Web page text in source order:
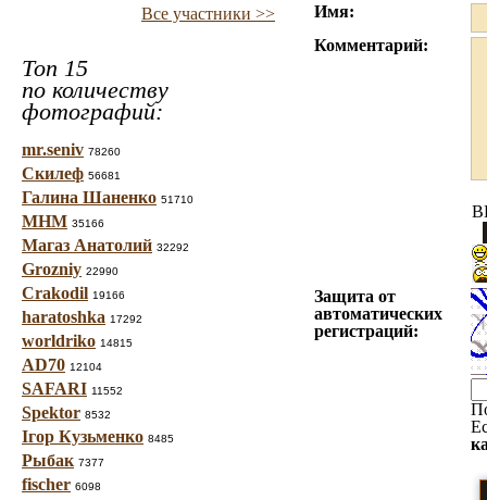
Все участники >>
Топ 15
по количеству
фотографий:
mr.seniv 78260
Скилеф 56681
Галина Шаненко 51710
МНМ 35166
Магаз Анатолий 32292
Grozniy 22990
Crakodil 19166
haratoshka 17292
worldriko 14815
AD70 12104
SAFARI 11552
Spektor 8532
Ігор Кузьменко 8485
Рыбак 7377
fischer 6098
Имя:
Комментарий:
Защита от
автоматических
регистраций: